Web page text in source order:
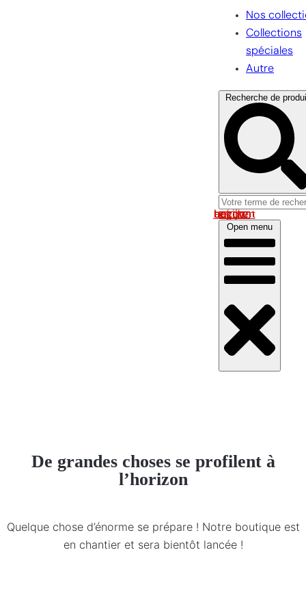
Nos
Collections
spéciales
Autre
Recherche de
Log in om uw account te bekijken
Open menu
De grandes choses se profilent à
l’horizon
Quelque chose d’énorme se prépare ! Notre boutique est
en chantier et sera bientôt lancée !